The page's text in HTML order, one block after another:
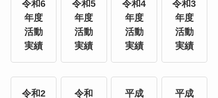
令和6
年度
活動
実績
令和5
年度
活動
実績
令和4
年度
活動
実績
令和3
年度
活動
実績
令和2 令和 平成 平成